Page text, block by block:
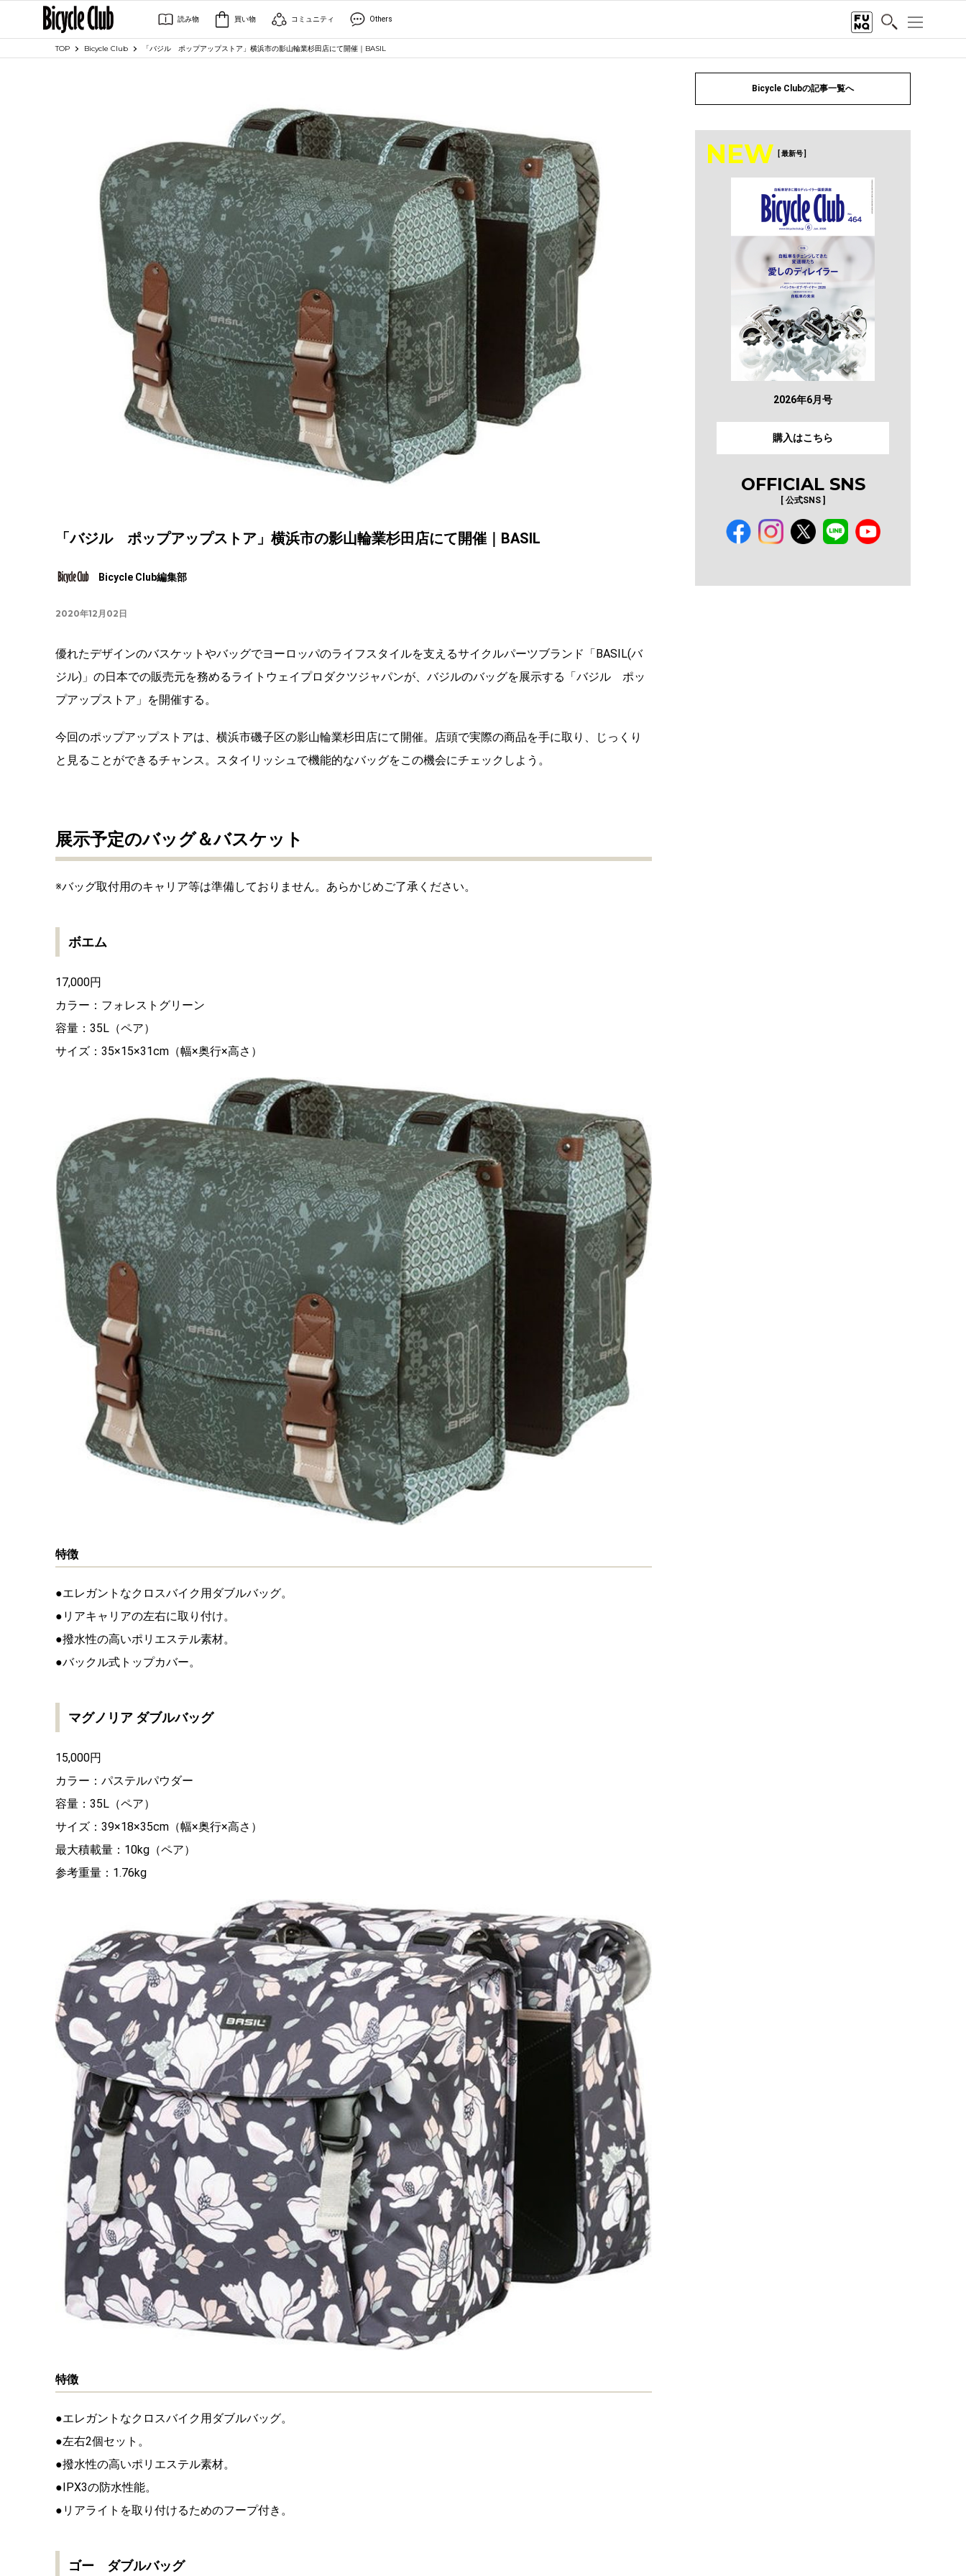
読み物 買い物 コミュニティ Others
TOP Bicycle Club 「バジル ポップアップストア」横浜市の影山輪業杉田店にて開催｜BASIL
「バジル ポップアップストア」横浜市の影山輪業杉田店にて開催｜BASIL
Bicycle Club編集部
2020年12月02日
優れたデザインのバスケットやバッグでヨーロッパのライフスタイルを支えるサイクルパーツブランド「BASIL(バ
ジル)」の日本での販売元を務めるライトウェイプロダクツジャパンが、バジルのバッグを展示する「バジル ポッ
プアップストア」を開催する。
今回のポップアップストアは、横浜市磯子区の影山輪業杉田店にて開催。店頭で実際の商品を手に取り、じっくり
と見ることができるチャンス。スタイリッシュで機能的なバッグをこの機会にチェックしよう。
展示予定のバッグ＆バスケット
※バッグ取付用のキャリア等は準備しておりません。あらかじめご了承ください。
ボエム
17,000円
カラー：フォレストグリーン
容量：35L（ペア）
サイズ：35×15×31cm（幅×奥行×高さ）
特徴
●エレガントなクロスバイク用ダブルバッグ。
●リアキャリアの左右に取り付け。
●撥水性の高いポリエステル素材。
●バックル式トップカバー。
マグノリア ダブルバッグ
15,000円
カラー：パステルパウダー
容量：35L（ペア）
サイズ：39×18×35cm（幅×奥行×高さ）
最大積載量：10kg（ペア）
参考重量：1.76kg
特徴
●エレガントなクロスバイク用ダブルバッグ。
●左右2個セット。
●撥水性の高いポリエステル素材。
●IPX3の防水性能。
●リアライトを取り付けるためのフープ付き。
ゴー ダブルバッグ
Bicycle Clubの記事一覧へ
NEW [ 最新号 ]
2026年6月号
購入はこちら
OFFICIAL SNS
[ 公式SNS ]